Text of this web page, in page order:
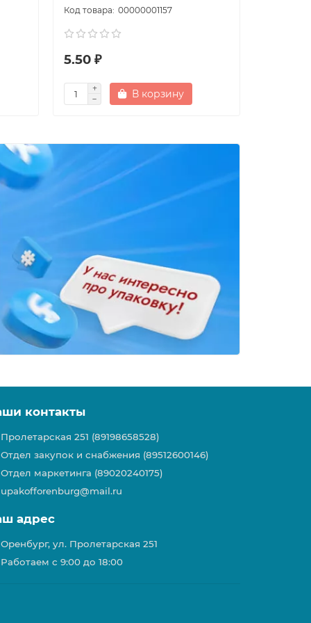
00000001157
5.50 ₽
В корзину
контакты
Пролетарская 251 (89198658528)
Отдел закупок и снабжения (89512600146)
Отдел маркетинга (89020240175)
upakofforenburg@mail.ru
адрес
Оренбург, ул. Пролетарская 251
Работаем с 9:00 до 18:00